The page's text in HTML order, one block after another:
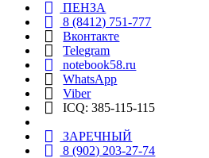
ПЕНЗА
8 (8412) 751-777
Вконтакте
Telegram
notebook58.ru
WhatsApp
Viber
ICQ: 385-115-115
ЗАРЕЧНЫЙ
8 (902) 203-27-74